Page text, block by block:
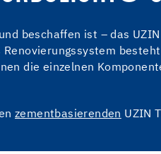
beschaffen ist – das
Renovierungssystem
die einzelnen
zementbasierenden UZIN